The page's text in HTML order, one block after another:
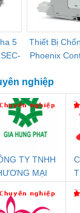
5
Thiết Bị
Phoenix
nghiệp
TY TNHH
MẠI
ĐIỆN CƠ